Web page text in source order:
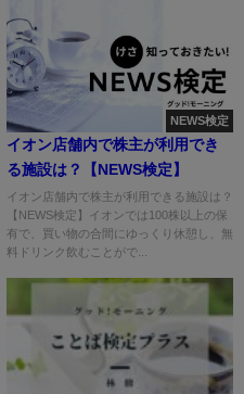
NEWS検定
イオン店舗内で株主が利用でき
る施設は？【NEWS検定】
イオン店舗内で株主が利用できる施設は？
【NEWS検定】イオンでは100株以上の保
有で、買い物の合間にゆっくり休憩し、無
料ドリンク飲むことがで...